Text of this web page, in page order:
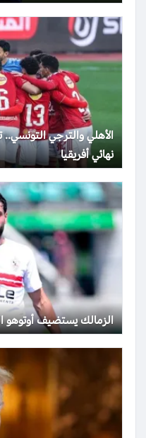
الأهلي والترجي
نهائي أفريقيا
الزمالك يستضيف أوتوهو